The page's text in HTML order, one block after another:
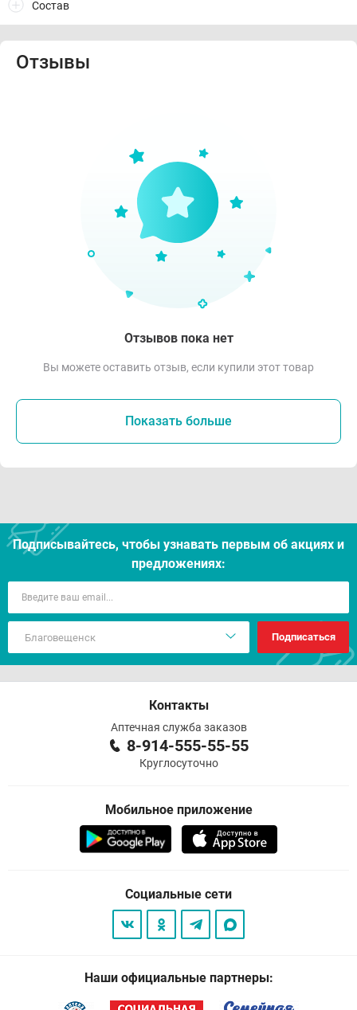
Состав
Отзывы
Отзывов пока нет
Вы можете оставить отзыв, если купили этот товар
Показать больше
Подписывайтесь, чтобы узнавать первым об акцияx и
предложениях:
Подписаться
Контакты
Аптечная служба заказов
8-914-555-55-55
Круглосуточно
Мобильное приложение
Социальные сети
Наши официальные партнеры: